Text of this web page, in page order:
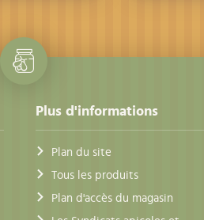
Plus d'informations
Plan du site
Tous les produits
Plan d'accès du magasin